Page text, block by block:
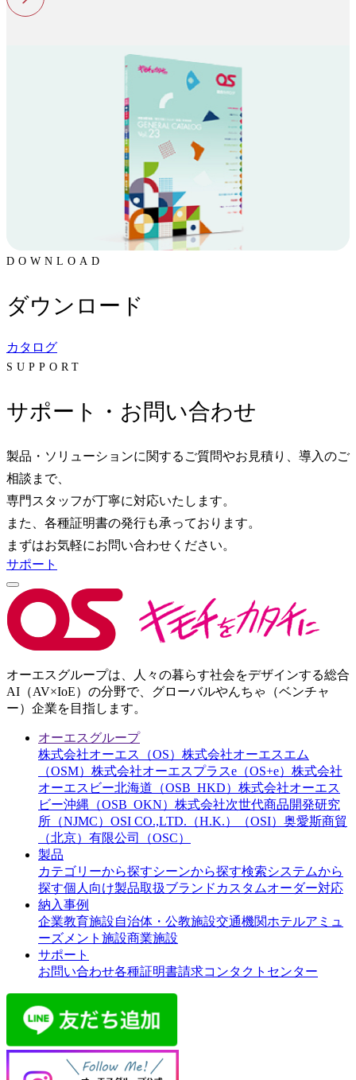
DOWNLOAD
ダウンロード
カタログ
SUPPORT
サポート・お問い合わせ
製品・ソリューションに関するご質問やお見積り、導入のご
相談まで、
専門スタッフが丁寧に対応いたします。
また、各種証明書の発行も承っております。
まずはお気軽にお問い合わせください。
サポート
オーエスグループは、人々の暮らす社会をデザインする総合
AI（AV×IoE）の分野で、グローバルやんちゃ（ベンチャ
ー）企業を目指します。
オーエスグループ
株式会社オーエス（OS） 株式会社オーエスエム
（OSM） 株式会社オーエスプラスe（OS+e） 株式会社
オーエスビー北海道（OSB_HKD） 株式会社オーエス
ビー沖縄（OSB_OKN） 株式会社次世代商品開発研究
所（NJMC） OSI CO.,LTD.（H.K.）（OSI） 奥愛斯商貿
（北京）有限公司（OSC）
製品
カテゴリーから探すシーンから探す検索システムから
探す個人向け製品取扱ブランド カスタムオーダー対応
納入事例
企業教育施設自治体・公教施設交通機関ホテルアミュ
ーズメント施設商業施設
サポート
お問い合わせ各種証明書請求コンタクトセンター